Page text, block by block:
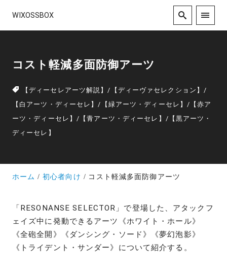
WIXOSSBOX
コスト軽減多面防御アーツ
【ディーセレアーツ解説】/ 【ディーヴァセレクション】/
【白アーツ・ディーセレ】/ 【緑アーツ・ディーセレ】/ 【赤ア
ーツ・ディーセレ】/ 【青アーツ・ディーセレ】 / 【黒アーツ・
ディーセレ】
ホーム 初心者向け コスト軽減多面防御アーツ
「RESONANSE SELECTOR」で登場した、アタックフ
ェイズ中に発動できるアーツ《ホワイト・ホール》
《全砲全開》《ダンシング・ソード》《夢幻泡影》
《トライデント・サンダー》について紹介する。